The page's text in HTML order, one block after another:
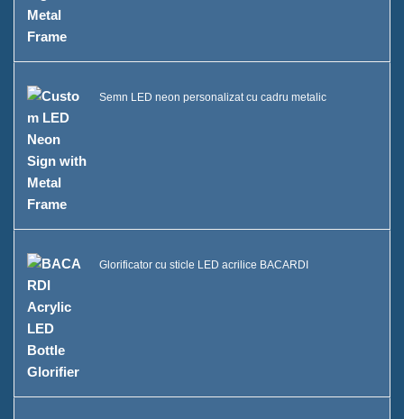
Semn LED neon personalizat cu cadru metalic
Glorificator cu sticle LED acrilice BACARDI